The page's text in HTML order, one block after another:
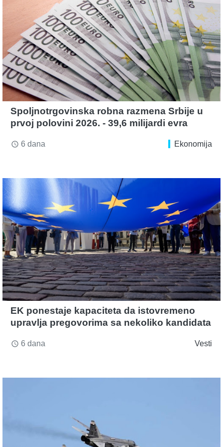
Spoljnotrgovinska robna razmena Srbije u
prvoj polovini 2026. - 39,6 milijardi evra
access_time 6 dana Ekonomija
EK ponestaje kapaciteta da istovremeno
upravlja pregovorima sa nekoliko kandidata
access_time 6 dana Vesti